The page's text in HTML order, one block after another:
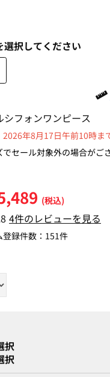
選択してください
シフォンワンピース
2026年8月17日午前10時ま
セール対象外の場合がご
(税込)
4件のレビューを見る
録件数： 151件
択
択